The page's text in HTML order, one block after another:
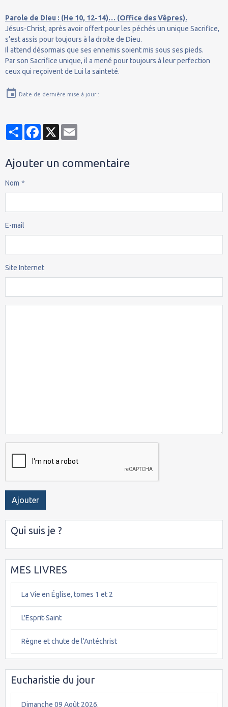
Parole de Dieu : (He 10, 12-14)… (Office des Vêpres).
Jésus-Christ, après avoir offert pour les péchés un unique Sacrifice,
s’est assis pour toujours à la droite de Dieu.
Il attend désormais que ses ennemis soient mis sous ses pieds.
Par son Sacrifice unique, il a mené pour toujours à leur perfection
ceux qui reçoivent de Lui la sainteté.
Date de dernière mise à jour :
PartagerFacebook
X
Ajouter un commentaire
Nom
E-mail
Site Internet
Ajouter
Qui suis je ?
MES LIVRES
La Vie en Église, tomes 1 et 2
L'Esprit-Saint
Règne et chute de l'Antéchrist
Eucharistie du jour
Dimanche 09 Août 2026.